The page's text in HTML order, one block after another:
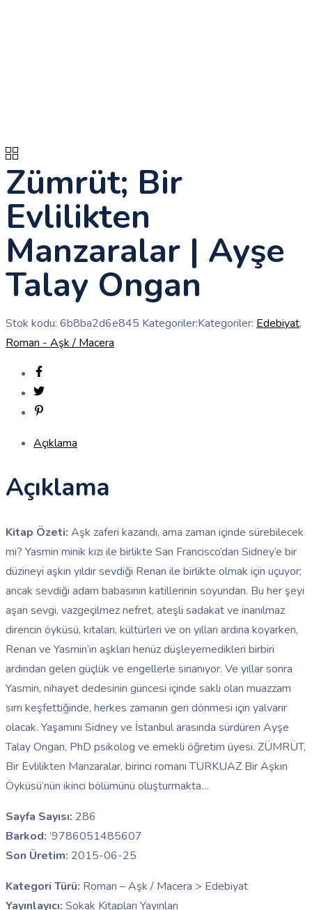
Zümrüt; Bir
Evlilikten
Manzaralar | Ayşe
Talay Ongan
Stok kodu: 6b8ba2d6e845 Kategoriler:Kategoriler: Edebiyat,
Roman - Aşk / Macera
Açıklama
Açıklama
Kitap Özeti: Aşk zaferi kazandı, ama zaman içinde sürebilecek
mi? Yasmin minik kızı ile birlikte San Francisco’dan Sidney’e bir
düzineyi aşkın yıldır sevdiği Renan ile birlikte olmak için uçuyor;
ancak sevdiği adam babasının katillerinin soyundan. Bu her şeyi
aşan sevgi, vazgeçilmez nefret, ateşli sadakat ve inanılmaz
direncin öyküsü, kıtaları, kültürleri ve on yılları ardına koyarken,
Renan ve Yasmin’in aşkları henüz düşleyemedikleri birbiri
ardından gelen güçlük ve engellerle sınanıyor. Ve yıllar sonra
Yasmin, nihayet dedesinin güncesi içinde saklı olan muazzam
sırrı keşfettiğinde, herkes zamanın geri dönmesi için yalvarır
olacak. Yaşamını Sidney ve İstanbul arasında sürdüren Ayşe
Talay Ongan, PhD psikolog ve emekli öğretim üyesi. ZÜMRÜT,
Bir Evlilikten Manzaralar, birinci romanı TURKUAZ Bir Aşkın
Öyküsü’nün ikinci bölümünü oluşturmakta…
Sayfa Sayısı: 286
Barkod: ‘9786051485607
Son Üretim: 2015-06-25
Kategori Türü: Roman – Aşk / Macera > Edebiyat
Yayınlayıcı: Sokak Kitapları Yayınları